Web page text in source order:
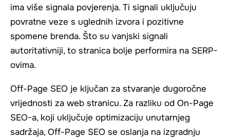
ima više signala povjerenja. Ti signali uključuju
povratne veze s uglednih izvora i pozitivne
spomene brenda. Što su vanjski signali
autoritativniji, to stranica bolje performira na SERP-
ovima.
Off-Page SEO je ključan za stvaranje dugoročne
vrijednosti za web stranicu. Za razliku od On-Page
SEO-a, koji uključuje optimizaciju unutarnjeg
sadržaja, Off-Page SEO se oslanja na izgradnju